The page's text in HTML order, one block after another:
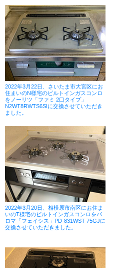
2022年3月22日、さいたま市大宮区にお
住まいのN様宅のビルトインガスコンロ
をノーリツ「ファミ 2口タイプ」
N2WT8RWTS6SIに交換させていただき
ました。
2022年3月20日、相模原市南区にお住ま
いのT様宅のビルトインガスコンロをパ
ロマ「フェイシス」PD-831WST-75GJに
交換させていただきました。